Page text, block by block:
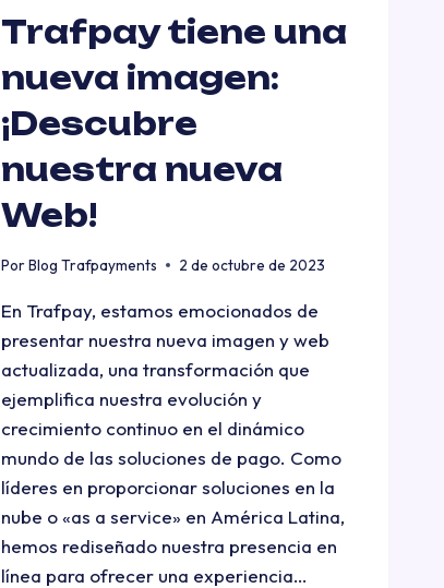
Trafpay tiene una
nueva imagen:
¡Descubre
nuestra nueva
Web!
PorBlog Trafpayments 2 de octubre de 2023
En Trafpay, estamos emocionados de
presentar nuestra nueva imagen y web
actualizada, una transformación que
ejemplifica nuestra evolución y
crecimiento continuo en el dinámico
mundo de las soluciones de pago. Como
líderes en proporcionar soluciones en la
nube o «as a service» en América Latina,
hemos rediseñado nuestra presencia en
línea para ofrecer una experiencia…